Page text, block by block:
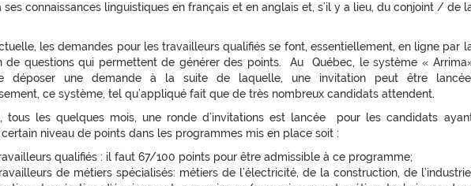
ses connaissances linguistiques en français et en anglais et, s’il y a lieu, du conjoint / de
les demandes pour les travailleurs qualifiés se font, essentiellement, en ligne par
de questions qui permettent de générer des points. Au Québec, le système «
déposer une demande à la suite de laquelle, une invitation peut être
ce système, tel qu’appliqué fait que de très nombreux candidats attendent.
tous les quelques mois, une ronde d’invitations est lancée pour les candidats
niveau de points dans les programmes mis en place soit :
qualifiés : il faut 67/100 points pour être admissible à ce programme;
de métiers spécialisés: métiers de l’électricité, de la construction, de